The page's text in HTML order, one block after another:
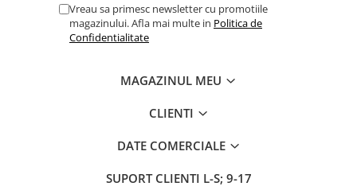
Vreau sa primesc newsletter cu promotiile
magazinului. Afla mai multe in Politica de
Confidentialitate
MAGAZINUL MEU
CLIENTI
DATE COMERCIALE
SUPORT CLIENTI L-S; 9-17